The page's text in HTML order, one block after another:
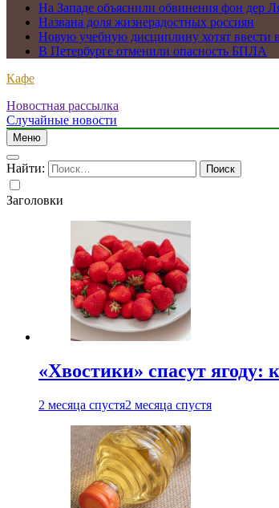
На Западе объяснили обвинения фон дер
Названа доля жизнерадостных россиян
Новую учебную дисциплину хотят ввести
В Петербурге отменили опасность БПЛА
Кафе
Новостная рассылка
Случайные новости
Меню
Найти:
Заголовки
«Хвостики» спасут
2 месяца спустя2 месяца спустя